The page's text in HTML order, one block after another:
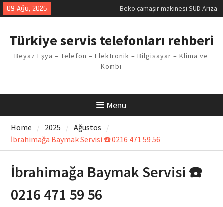
Skip
to
09 Ağu, 2026
Beko çamaşır makinesi SUD Arıza
Kodu
Kodu
Arızası Çözümü
E02 Arıza Kodu Regal kombi
Viessmann kombi F3 Hatası
Çözüm Yöntemleri
Türkiye servis telefonları rehberi
Beyaz Eşya – Telefon – Elektronik – Bilgisayar – Klima ve
Kombi
Menu
Home 2025
Ağustos
İbrahimağa Baymak Servisi ☎️ 0216 471 59 56
İbrahimağa Baymak Servisi ☎️
0216 471 59 56